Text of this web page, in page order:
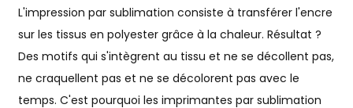
L'impression par sublimation consiste à transférer l'encre
sur les tissus en polyester grâce à la chaleur. Résultat ?
Des motifs qui s'intègrent au tissu et ne se décollent pas,
ne craquellent pas et ne se décolorent pas avec le
temps. C'est pourquoi les imprimantes par sublimation